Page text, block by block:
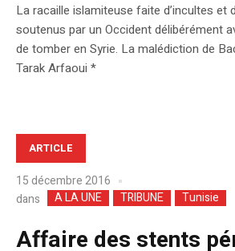
La racaille islamiteuse faite d’incultes et
soutenus par un Occident délibérément
de tomber en Syrie. La malédiction de
Tarak Arfaoui *
ARTICLE
15 décembre 2016
dans
A LA UNE TRIBUNE Tunisie
Affaire des stents